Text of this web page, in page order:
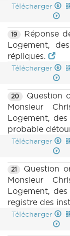
Télécharger
19
Réponse
Logement,
répliques.
Télécharger
20
Question
Monsieur
Logement,
probable
Télécharger
21
Question
Monsieur
Logement,
registre des
Télécharger